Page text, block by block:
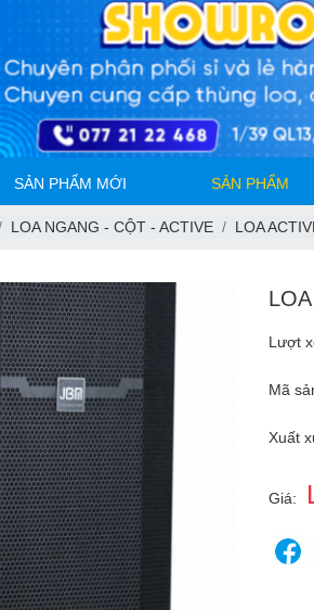
SẢN PHẨM MỚI SẢN PHẨM
LOA NGANG - CỘT - ACTIVE LOA
Lượt
Mã
Xuất
Giá: